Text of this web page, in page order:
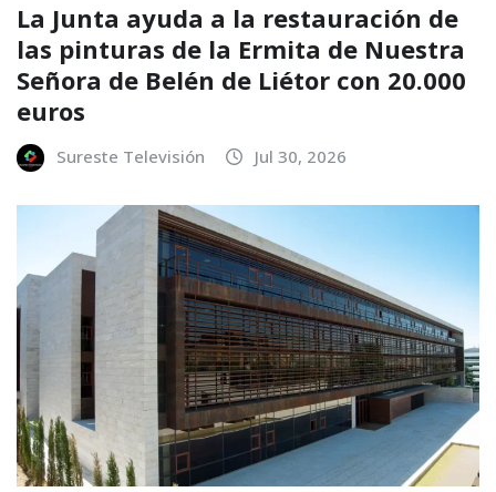
La Junta ayuda a la restauración de
las pinturas de la Ermita de Nuestra
Señora de Belén de Liétor con 20.000
euros
Sureste Televisión Jul 30, 2026